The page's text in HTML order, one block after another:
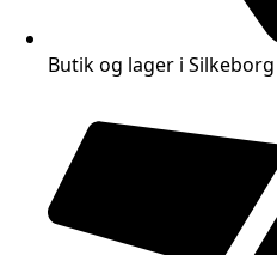
Butik og lager i Silkeborg